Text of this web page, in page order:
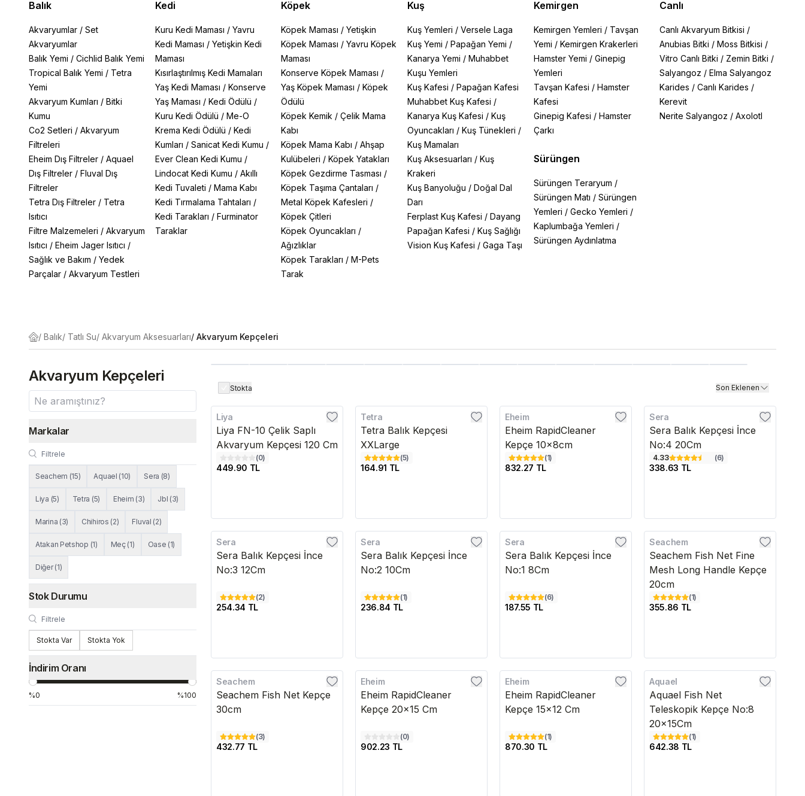
Balık
Akvaryumlar / Set
Akvaryumlar
Balık Yemi / Cichlid Balık Yemi
Tropical Balık Yemi / Tetra
Yemi
Akvaryum Kumları / Bitki
Kumu
Co2 Setleri / Akvaryum
Filtreleri
Eheim Dış Filtreler / Aquael
Dış Filtreler / Fluval Dış
Filtreler
Tetra Dış Filtreler / Tetra
Isıtıcı
Filtre Malzemeleri / Akvaryum
Isıtıcı / Eheim Jager Isıtıcı /
Sağlık ve Bakım / Yedek
Parçalar / Akvaryum Testleri
Kedi
Kuru Kedi Maması / Yavru
Kedi Maması / Yetişkin Kedi
Maması
Kısırlaştırılmış Kedi Mamaları
Yaş Kedi Maması / Konserve
Yaş Maması / Kedi Ödülü /
Kuru Kedi Ödülü / Me-O
Krema Kedi Ödülü / Kedi
Kumları / Sanicat Kedi Kumu /
Ever Clean Kedi Kumu /
Lindocat Kedi Kumu / Akıllı
Kedi Tuvaleti / Mama Kabı
Kedi Tırmalama Tahtaları /
Kedi Tarakları / Furminator
Taraklar
Köpek
Köpek Maması /Yetişkin
Köpek Maması /Yavru Köpek
Maması
Konserve Köpek Maması /
Yaş Köpek Maması /Köpek
Ödülü
Köpek Kemik /Çelik Mama
Kabı
Köpek Mama Kabı /Ahşap
Kulübeleri /Köpek Yatakları
Köpek Gezdirme Tasması /
Köpek Taşıma Çantaları /
Metal Köpek Kafesleri /
Köpek Çitleri
Köpek Oyuncakları /
Ağızlıklar
Köpek Tarakları /M-Pets
Tarak
Kuş
Kuş Yemleri / Versele Laga
Kuş Yemi / Papağan Yemi /
Kanarya Yemi / Muhabbet
Kuşu Yemleri
Kuş Kafesi / Papağan Kafesi
Muhabbet Kuş Kafesi /
Kanarya Kuş Kafesi / Kuş
Oyuncakları / Kuş Tünekleri /
Kuş Mamaları
Kuş Aksesuarları / Kuş
Krakeri
Kuş Banyoluğu / Doğal Dal
Darı
Ferplast Kuş Kafesi / Dayang
Papağan Kafesi / Kuş Sağlığı
Vision Kuş Kafesi / Gaga Taşı
Kemirgen
Kemirgen Yemleri / Tavşan
Yemi / Kemirgen Krakerleri
Hamster Yemi / Ginepig
Yemleri
Tavşan Kafesi / Hamster
Kafesi
Ginepig Kafesi / Hamster
Çarkı
Sürüngen
Sürüngen Teraryum /
Sürüngen Matı / Sürüngen
Yemleri / Gecko Yemleri /
Kaplumbağa Yemleri /
Sürüngen Aydınlatma
Canlı
Canlı Akvaryum Bitkisi /
Anubias Bitki /Moss Bitkisi /
Vitro Canlı Bitki / Zemin Bitki /
Salyangoz /Elma Salyangoz
Karides /Canlı Karides /
Kerevit
Nerite Salyangoz /Axolotl
/ Balık/ Tatlı Su/ Akvaryum Aksesuarları/ Akvaryum Kepçeleri
Akvaryum Kepçeleri
Markalar
Seachem (15) Aquael (10) Sera (8)
Liya (5) Tetra (5) Eheim (3) Jbl (3)
Marina (3) Chihiros (2) Fluval (2)
Atakan Petshop (1) Meç (1) Oase (1)
Diğer (1)
Stok Durumu
Stokta Var Stokta Yok
İndirim Oranı
%0 %100
Stokta Son Eklenen
Liya
Liya FN-10 Çelik Saplı
Akvaryum Kepçesi 120 Cm
(0)
449.90 TL
Tetra
Tetra Balık Kepçesi
XXLarge
(5)
164.91 TL
Kargo Bedava
Eheim
Eheim RapidCleaner
Kepçe 10x8cm
(1)
832.27 TL
Sera
Sera Balık Kepçesi İnce
No:4 20Cm
4.33 (6)
338.63 TL
Sera
Sera Balık Kepçesi İnce
No:3 12Cm
(2)
254.34 TL
Sera
Sera Balık Kepçesi İnce
No:2 10Cm
(1)
236.84 TL
Sera
Sera Balık Kepçesi İnce
No:1 8Cm
(6)
187.55 TL
Seachem
Seachem Fish Net Fine
Mesh Long Handle Kepçe
20cm
(1)
355.86 TL
Seachem
Seachem Fish Net Kepçe
30cm
(3)
432.77 TL
Kargo Bedava
Eheim
Eheim RapidCleaner
Kepçe 20x15 Cm
(0)
902.23 TL
Kargo Bedava
Eheim
Eheim RapidCleaner
Kepçe 15x12 Cm
(1)
870.30 TL
Aquael
Aquael Fish Net
Teleskopik Kepçe No:8
20x15Cm
(1)
642.38 TL